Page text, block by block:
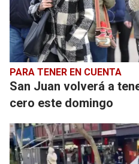
PARA TENER EN CUENTA
San Juan volverá a
cero este domingo